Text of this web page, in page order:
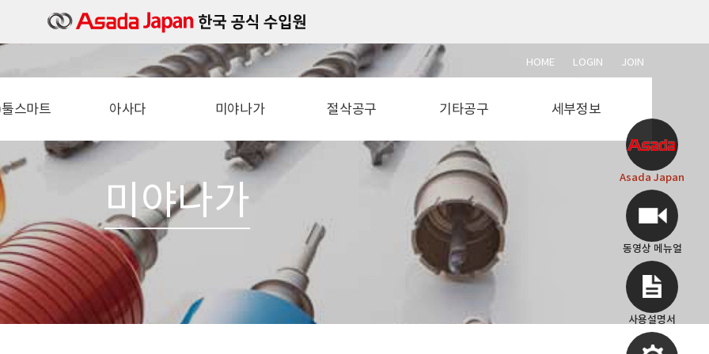
Asada Japan
동영상 메뉴얼
사용설명서
HOME LOGIN JOIN
스마트
시는길
아사다
볼트머신
파이프머신
동벤다
수압기
충전진공펌프
톱날
미야나가
타일세트
타일카타
타일바디
타일샹크
아쿠아슛
절삭공구
절단석
철근 절단기
기타공구
설비공구
전동공구
에어공구
용접공구
작업공구
측정공구
세부정보
미야나가